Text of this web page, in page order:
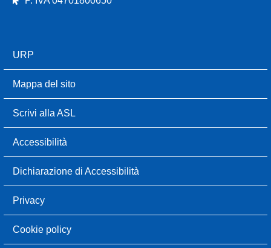
URP
Mappa del sito
Scrivi alla ASL
Accessibilità
Dichiarazione di Accessibilità
Privacy
Cookie policy